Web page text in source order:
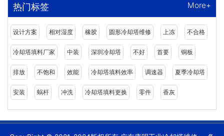
热门标签 More+
设计方案 相对湿度 橡胶 圆形冷却塔维修 上冻 不合格
冷却塔填料厂家 中装 深圳冷却塔 不好 首要 铜板
排放 不饱和 效能 冷却塔填料效率 调速器 夏季冷却塔
安装 蜗杆 冲洗 冷却塔填料更换 零件 香灰